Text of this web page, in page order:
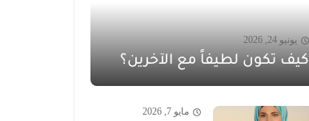
يونيو 24, 2026
كيف تكون لطيفاً مع الآخرين؟
مايو 7, 2026